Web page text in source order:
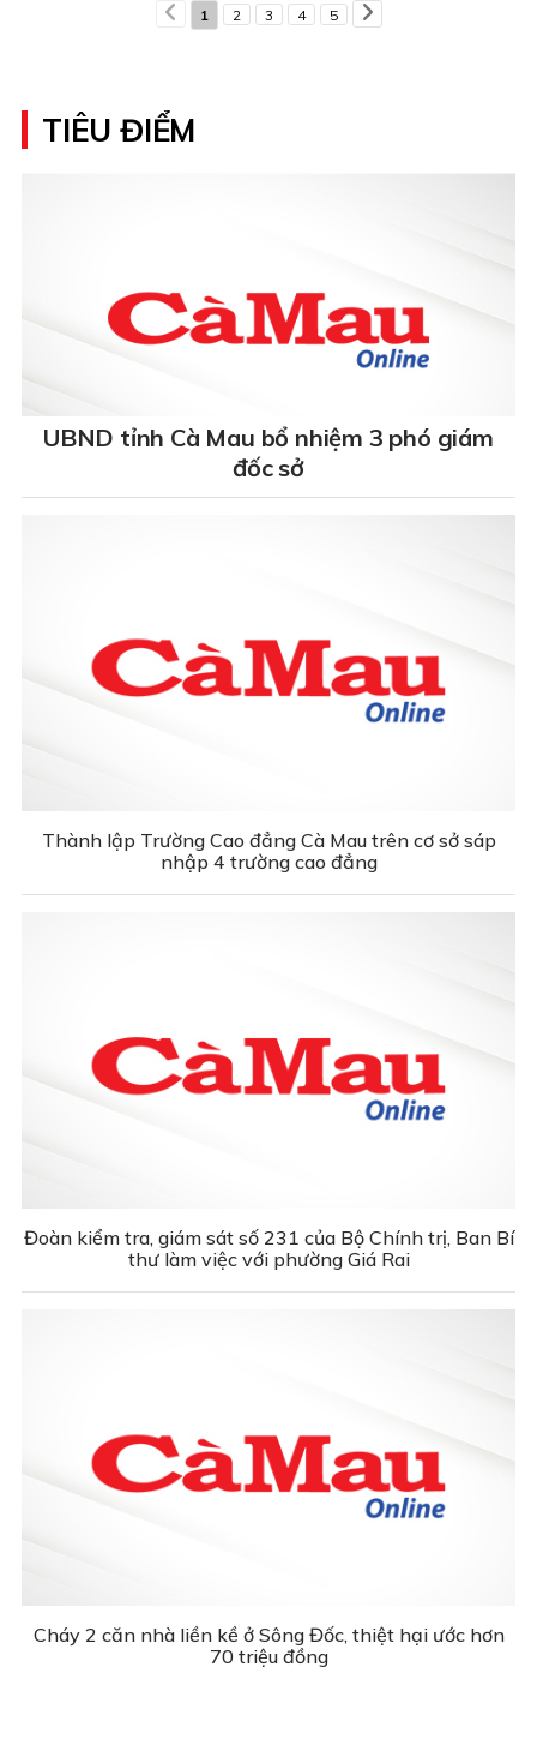
1 2 3 4 5
TIÊU ĐIỂM
UBND tỉnh Cà Mau bổ nhiệm 3 phó giám
đốc sở
Thành lập Trường Cao đẳng Cà Mau trên cơ sở sáp
nhập 4 trường cao đẳng
Đoàn kiểm tra, giám sát số 231 của Bộ Chính trị, Ban Bí
thư làm việc với phường Giá Rai
Cháy 2 căn nhà liền kề ở Sông Đốc, thiệt hại ước hơn
70 triệu đồng